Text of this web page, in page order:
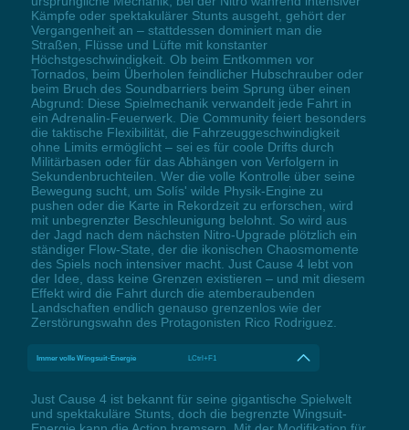
Kämpfe oder spektakulärer Stunts ausgeht, gehört der
Vergangenheit an – stattdessen dominiert man die
Straßen, Flüsse und Lüfte mit konstanter
Höchstgeschwindigkeit. Ob beim Entkommen vor
Tornados, beim Überholen feindlicher Hubschrauber oder
beim Bruch des Soundbarriers beim Sprung über einen
Abgrund: Diese Spielmechanik verwandelt jede Fahrt in
ein Adrenalin-Feuerwerk. Die Community feiert besonders
die taktische Flexibilität, die Fahrzeuggeschwindigkeit
ohne Limits ermöglicht – sei es für coole Drifts durch
Militärbasen oder für das Abhängen von Verfolgern in
Sekundenbruchteilen. Wer die volle Kontrolle über seine
Bewegung sucht, um Solís' wilde Physik-Engine zu
pushen oder die Karte in Rekordzeit zu erforschen, wird
mit unbegrenzter Beschleunigung belohnt. So wird aus
der Jagd nach dem nächsten Nitro-Upgrade plötzlich ein
ständiger Flow-State, der die ikonischen Chaosmomente
des Spiels noch intensiver macht. Just Cause 4 lebt von
der Idee, dass keine Grenzen existieren – und mit diesem
Effekt wird die Fahrt durch die atemberaubenden
Landschaften endlich genauso grenzenlos wie der
Zerstörungswahn des Protagonisten Rico Rodriguez.
Immer volle Wingsuit-Energie LCtrl+F1
Just Cause 4 ist bekannt für seine gigantische Spielwelt
und spektakuläre Stunts, doch die begrenzte Wingsuit-